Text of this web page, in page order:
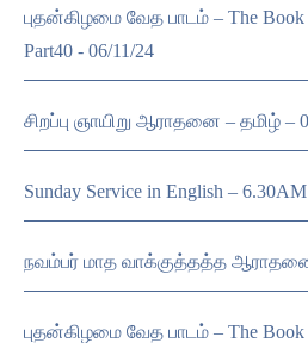
புதன்கிழமை வேத பாடம் – The
Part40 - 06/11/24
சிறப்பு ஞாயிறு ஆராதனை – தமிழ் –
Sunday Service in English –
நவம்பர் மாத வாக்குத்தத்த ஆராதனை
புதன்கிழமை வேத பாடம் – The